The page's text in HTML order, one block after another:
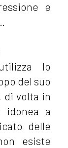
e
lo
del suo
di volta in
idonea a
delle
esiste